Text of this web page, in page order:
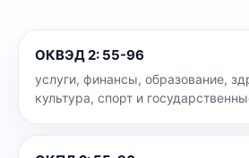
ОКВЭД 2: 55-96
услуги, финансы, образование,
культура, спорт и